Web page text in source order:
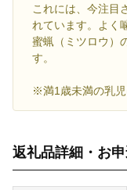
これには、今注目
れています。よく
蜜蝋（ミツロウ）
す。
※満1歳未満の乳児
返礼品詳細・お